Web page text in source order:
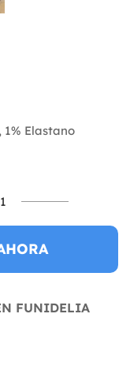
Elastano
FUNIDELIA